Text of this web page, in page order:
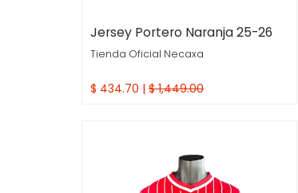
Jersey Portero Naranja 25-26
Tienda Oficial Necaxa
$ 434.70 | $ 1,449.00